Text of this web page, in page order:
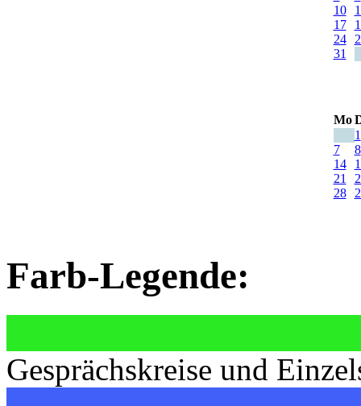
10
17
24
31
Mo
1
7
8
14
21
28
Farb-Legende:
Gesprächskreise und